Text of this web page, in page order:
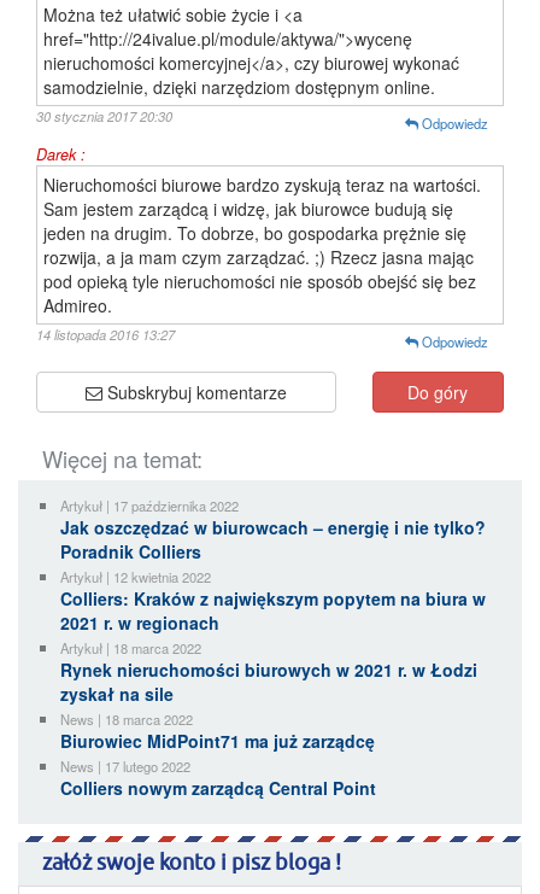
Można też ułatwić sobie życie i <a
href="http://24ivalue.pl/module/aktywa/">wycenę
nieruchomości komercyjnej</a>, czy biurowej wykonać
samodzielnie, dzięki narzędziom dostępnym online.
30 stycznia 2017 20:30 Odpowiedz
Darek :
Nieruchomości biurowe bardzo zyskują teraz na wartości.
Sam jestem zarządcą i widzę, jak biurowce budują się
jeden na drugim. To dobrze, bo gospodarka prężnie się
rozwija, a ja mam czym zarządzać. ;) Rzecz jasna mając
pod opieką tyle nieruchomości nie sposób obejść się bez
Admireo.
14 listopada 2016 13:27 Odpowiedz
Subskrybuj komentarze Do góry
Więcej na temat:
Artykuł | 17 października 2022
Jak oszczędzać w biurowcach – energię i nie tylko?
Poradnik Colliers
Artykuł | 12 kwietnia 2022
Colliers: Kraków z największym popytem na biura w
2021 r. w regionach
Artykuł | 18 marca 2022
Rynek nieruchomości biurowych w 2021 r. w Łodzi
zyskał na sile
News | 18 marca 2022
Biurowiec MidPoint71 ma już zarządcę
News | 17 lutego 2022
Colliers nowym zarządcą Central Point
załóż swoje konto i pisz bloga !